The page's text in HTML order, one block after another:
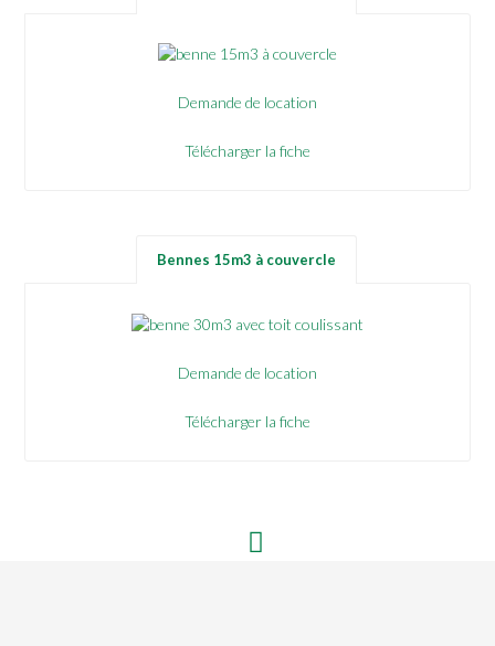
Demande de location
Télécharger la fiche
Bennes 15m3 à couvercle
Demande de location
Télécharger la fiche